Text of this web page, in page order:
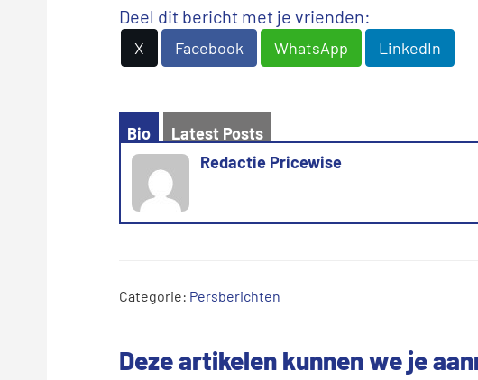
Deel dit bericht met je vrienden:
X Facebook WhatsApp LinkedIn
Bio
Latest Posts
Redactie Pricewise
Categorie: Persberichten
Deze artikelen kunnen we je